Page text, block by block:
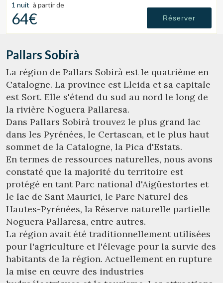
1 nuit à partir de
64€ Réserver
Pallars Sobirà
La région de Pallars Sobirà est le quatrième en
Catalogne. La province est Lleida et sa capitale
est Sort. Elle s'étend du sud au nord le long de
la rivière Noguera Pallaresa.
Dans Pallars Sobirà trouvez le plus grand lac
dans les Pyrénées, le Certascan, et le plus haut
sommet de la Catalogne, la Pica d'Estats.
En termes de ressources naturelles, nous avons
constaté que la majorité du territoire est
protégé en tant Parc national d'Aigüestortes et
le lac de Sant Maurici, le Parc Naturel des
Hautes-Pyrénées, la Réserve naturelle partielle
Noguera Pallaresa, entre autres.
La région avait été traditionnellement utilisées
pour l'agriculture et l'élevage pour la survie des
habitants de la région. Actuellement en rupture
la mise en œuvre des industries